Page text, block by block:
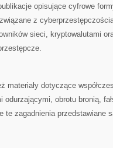
opisujące cyfrowe
z
sieci, kryptowalutami
materiały dotyczące
odurzającymi, obrotu bronią,
te zagadnienia przedstawiane